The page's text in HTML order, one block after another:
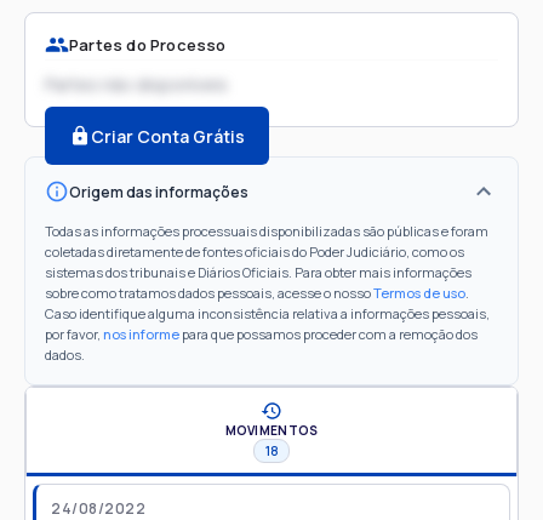
Partes do Processo
Partes não disponíveis
Criar Conta Grátis
Origem das informações
Todas as informações processuais disponibilizadas são públicas e foram
coletadas diretamente de fontes oficiais do Poder Judiciário, como os
sistemas dos tribunais e Diários Oficiais. Para obter mais informações
sobre como tratamos dados pessoais, acesse o nossoTermos de uso.
Caso identifique alguma inconsistência relativa a informações pessoais,
por favor, nos informe para que possamos proceder com a remoção dos
dados.
MOVIMENTOS
18
24/08/2022